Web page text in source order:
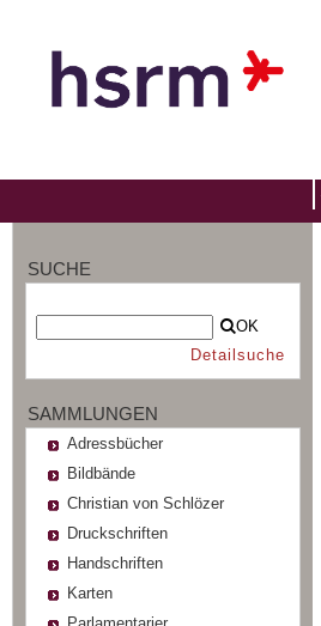
SUCHE
OK
Detailsuche
SAMMLUNGEN
Adressbücher
Bildbände
Christian von Schlözer
Druckschriften
Handschriften
Karten
Parlamentarier